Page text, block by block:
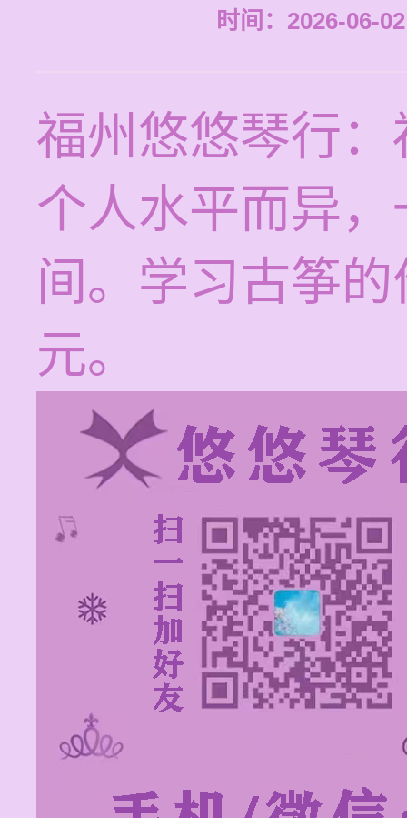
时间：2026-06-
福州悠悠琴行
个人水平而异
间。学习古筝
元。